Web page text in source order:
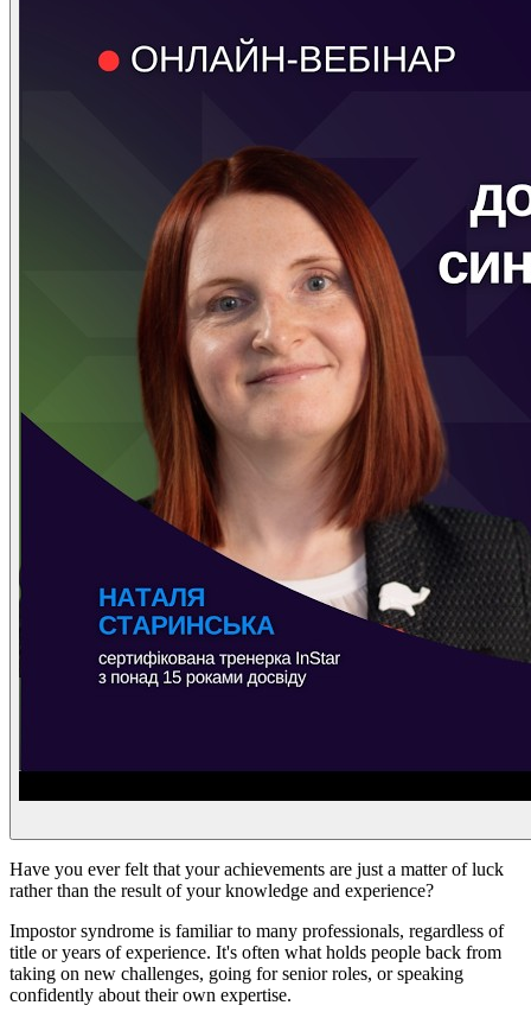
Have you ever felt that your achievements are just a matter of luck
rather than the result of your knowledge and experience?
Impostor syndrome is familiar to many professionals, regardless of
title or years of experience. It's often what holds people back from
taking on new challenges, going for senior roles, or speaking
confidently about their own expertise.